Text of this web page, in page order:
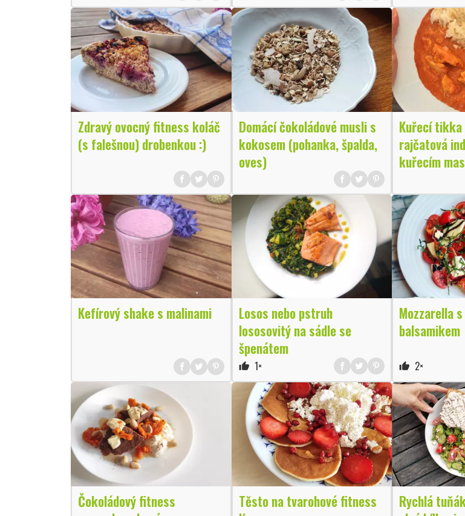
Zdravý ovocný fitness koláč
(s falešnou) drobenkou :)
Domácí čokoládové musli s
kokosem (pohanka, špalda,
oves)
Kuřecí tikka
rajčatová
kuřecím
Kefírový shake s malinami
Losos nebo pstruh
lososovitý na sádle se
špenátem
thumb_up 1×
Mozzarella
balsamikem
thumb_up 2×
Čokoládový fitness
Těsto na tvarohové fitness
Rychlá